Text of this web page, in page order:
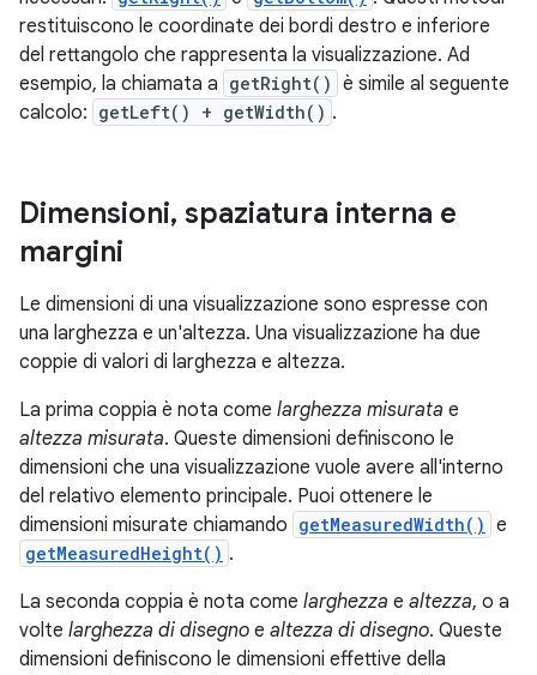
restituiscono le coordinate dei bordi destro e inferiore
del rettangolo che rappresenta la visualizzazione. Ad
esempio, la chiamata a getRight() è simile al seguente
calcolo: getLeft() + getWidth() .
Dimensioni, spaziatura interna e
margini
Le dimensioni di una visualizzazione sono espresse con
una larghezza e un'altezza. Una visualizzazione ha due
coppie di valori di larghezza e altezza.
La prima coppia è nota come larghezza misurata e
altezza misurata. Queste dimensioni definiscono le
dimensioni che una visualizzazione vuole avere all'interno
del relativo elemento principale. Puoi ottenere le
dimensioni misurate chiamando getMeasuredWidth() e
getMeasuredHeight() .
La seconda coppia è nota come larghezza e altezza, o a
volte larghezza di disegno e altezza di disegno. Queste
dimensioni definiscono le dimensioni effettive della